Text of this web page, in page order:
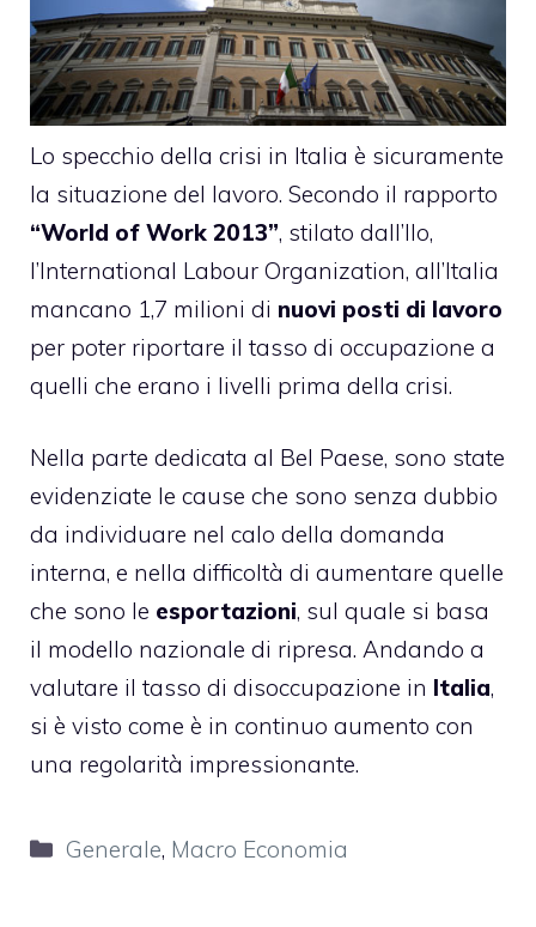
Lo specchio della crisi in Italia è sicuramente
la situazione del lavoro. Secondo il rapporto
“World of Work 2013”, stilato dall’Ilo,
l’International Labour Organization, all’Italia
mancano 1,7 milioni di nuovi posti di lavoro
per poter riportare il tasso di occupazione a
quelli che erano i livelli prima della crisi.
Nella parte dedicata al Bel Paese, sono state
evidenziate le cause che sono senza dubbio
da individuare nel calo della domanda
interna, e nella difficoltà di aumentare quelle
che sono le esportazioni, sul quale si basa
il modello nazionale di ripresa. Andando a
valutare il tasso di disoccupazione in Italia,
si è visto come è in continuo aumento con
una regolarità impressionante.
Categorie
Generale, Macro Economia